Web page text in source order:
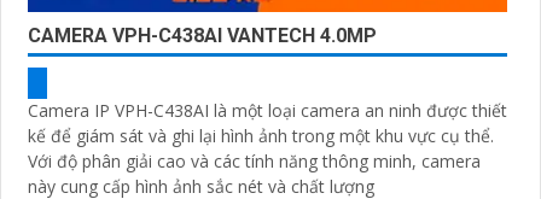
CAMERA VPH-C438AI VANTECH 4.0MP
Camera IP VPH-C438AI là một loại camera an ninh được thiết
kế để giám sát và ghi lại hình ảnh trong một khu vực cụ thể.
Với độ phân giải cao và các tính năng thông minh, camera
này cung cấp hình ảnh sắc nét và chất lượng